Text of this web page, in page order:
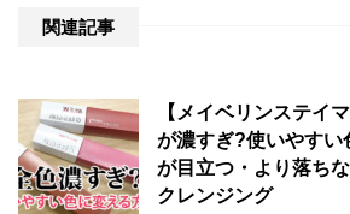
関連記事
【メイベリンステイ
が濃すぎ?使いやすい
が目立つ・より落ち
クレンジング